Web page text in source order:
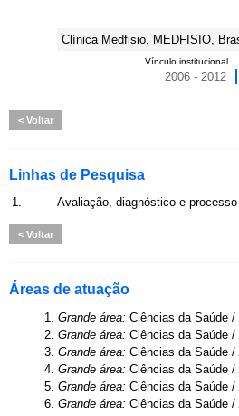
Clínica Medfisio, MEDFISIO,
Vínculo institucional
2006 - 2012
Voltar
Linhas de Pesquisa
1. Avaliação, diagnóstico e
Voltar
Áreas de atuação
1. Grande área: Ciências da Saúde /
2. Grande área: Ciências da Saúde /
3. Grande área: Ciências da Saúde /
4. Grande área: Ciências da Saúde /
5. Grande área: Ciências da Saúde /
6. Grande área: Ciências da Saúde /